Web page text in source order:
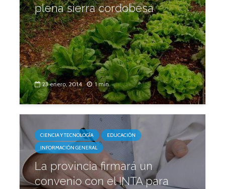
plena sierra cordobesa
23 enero, 2014 1 min.
CIENCIA Y TECNOLOGÍA
EDUCACIÓN
INFORMACIÓN GENERAL
La provincia firmará un
convenio con el INTA para